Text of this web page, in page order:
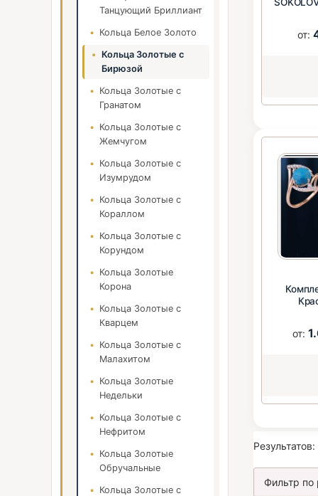
Танцующий Бриллиант
Кольца Белое Золото
Кольца Золотые с
Бирюзой
Кольца Золотые с
Гранатом
Кольца Золотые с
Жемчугом
Кольца Золотые с
Изумрудом
Кольца Золотые с
Кораллом
Кольца Золотые с
Корундом
Кольца Золотые
Корона
Кольца Золотые с
Кварцем
Кольца Золотые с
Малахитом
Кольца Золотые
Недельки
Кольца Золотые с
Нефритом
Кольца Золотые
Обручальные
Кольца Золотые с
от:
от:
Результатов: